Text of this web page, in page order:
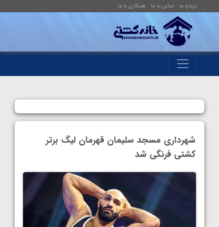
درباره ما تماس با ما همکاری با ما
شهرداری مسجد سلیمان قهرمان لیگ برتر
کشتی فرنگی شد